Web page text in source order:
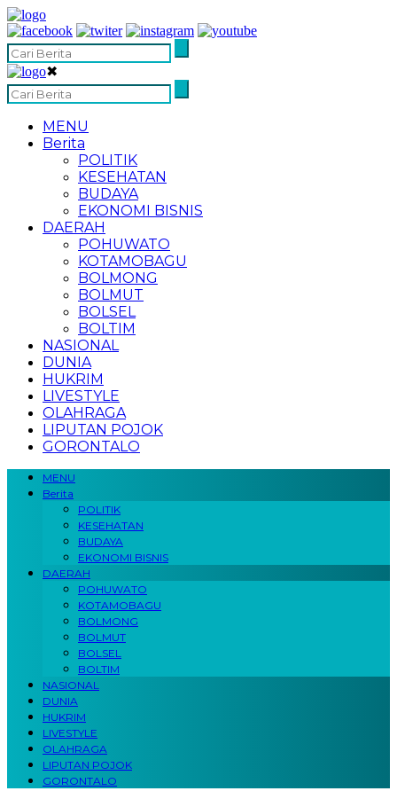
✖
MENU
Berita
POLITIK
KESEHATAN
BUDAYA
EKONOMI BISNIS
DAERAH
POHUWATO
KOTAMOBAGU
BOLMONG
BOLMUT
BOLSEL
BOLTIM
NASIONAL
DUNIA
HUKRIM
LIVESTYLE
OLAHRAGA
LIPUTAN POJOK
GORONTALO
MENU
Berita
POLITIK
KESEHATAN
BUDAYA
EKONOMI BISNIS
DAERAH
POHUWATO
KOTAMOBAGU
BOLMONG
BOLMUT
BOLSEL
BOLTIM
NASIONAL
DUNIA
HUKRIM
LIVESTYLE
OLAHRAGA
LIPUTAN POJOK
GORONTALO